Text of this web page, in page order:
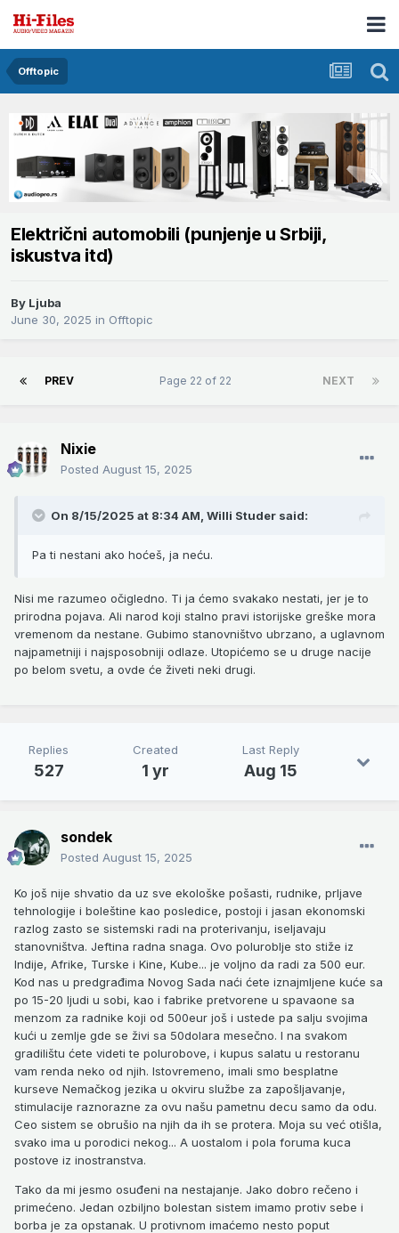
Offtopic
Električni automobili (punjenje u Srbiji,
iskustva itd)
By Ljuba
June 30, 2025 in Offtopic
PREV NEXT
Page 22 of 22
Nixie
Posted August 15, 2025
On 8/15/2025 at 8:34 AM, Willi Studer said:
Pa ti nestani ako hoćeš, ja neću.
Nisi me razumeo očigledno. Ti ja ćemo svakako nestati, jer je to
prirodna pojava. Ali narod koji stalno pravi istorijske greške mora
vremenom da nestane. Gubimo stanovništvo ubrzano, a uglavnom
najpametniji i najsposobniji odlaze. Utopićemo se u druge nacije
po belom svetu, a ovde će živeti neki drugi.
Replies
527
Created
1 yr
Last Reply
Aug 15
sondek
Posted August 15, 2025
Ko još nije shvatio da uz sve ekološke pošasti, rudnike, prljave
tehnologije i boleštine kao posledice, postoji i jasan ekonomski
razlog zasto se sistemski radi na proterivanju, iseljavaju
stanovništva. Jeftina radna snaga. Ovo poluroblje sto stiže iz
Indije, Afrike, Turske i Kine, Kube... je voljno da radi za 500 eur.
Kod nas u predgrađima Novog Sada naći ćete iznajmljene kuće sa
po 15-20 ljudi u sobi, kao i fabrike pretvorene u spavaone sa
menzom za radnike koji od 500eur još i ustede pa salju svojima
kući u zemlje gde se živi sa 50dolara mesečno. I na svakom
gradilištu ćete videti te polurobove, i kupus salatu u restoranu
vam renda neko od njih. Istovremeno, imali smo besplatne
kurseve Nemačkog jezika u okviru službe za zapošljavanje,
stimulacije raznorazne za ovu našu pametnu decu samo da odu.
Ceo sistem se obrušio na njih da ih se protera. Moja su već otišla,
svako ima u porodici nekog... A uostalom i pola foruma kuca
postove iz inostranstva.
Tako da mi jesmo osuđeni na nestajanje. Jako dobro rečeno i
primećeno. Jedan ozbiljno bolestan sistem imamo protiv sebe i
borba je za opstanak. U protivnom imaćemo nesto poput